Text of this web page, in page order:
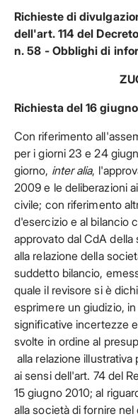
Richieste di
dell'art. 114 del
n. 58 - Obblighi di
Richiesta del 16
Con riferimento
per i giorni 23 e 24
giorno, inter alia,
2009 e le deliberazioni
civile; con riferimento
d'esercizio e al bilancio
approvato dal CdA della
alla relazione della
suddetto bilancio,
quale il revisore si è
esprimere un giudizio,
significative incertezze
svolte in ordine al
alla relazione
ai sensi dell'art. 74 del
15 giugno 2010; al
alla società di fornire